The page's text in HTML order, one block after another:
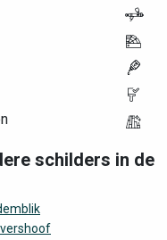
schilders in de